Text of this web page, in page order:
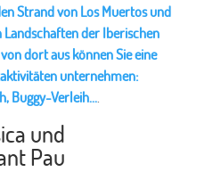
Strand von Los Muertos und
der Iberischen
dort aus können Sie eine
unternehmen:
Buggy-Verleih....
und
Pau